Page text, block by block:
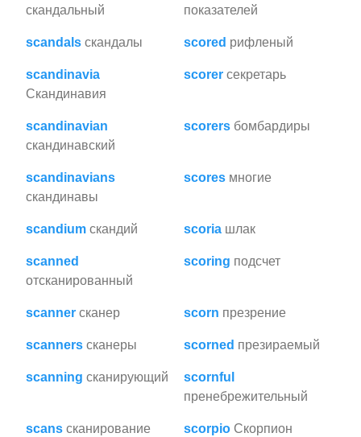
скандальный
показателей
scandals скандалы scored рифленый
scandinavia
Скандинавия
scorer секретарь
scandinavian
скандинавский
scorers бомбардиры
scandinavians
скандинавы
scores многие
scandium скандий scoria шлак
scanned
отсканированный
scoring подсчет
scanner сканер scorn презрение
scanners сканеры scorned презираемый
scanning сканирующий
scornful
пренебрежительный
scans сканирование scorpio Скорпион